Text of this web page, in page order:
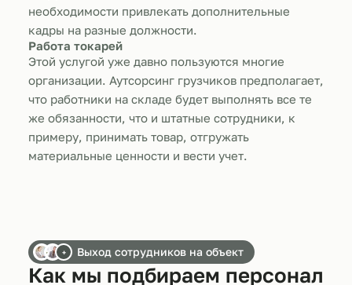
необходимости привлекать дополнительные
кадры на разные должности.
Работа токарей
Этой услугой уже давно пользуются многие
организации. Аутсорсинг грузчиков предполагает,
что работники на складе будет выполнять все те
же обязанности, что и штатные сотрудники, к
примеру, принимать товар, отгружать
материальные ценности и вести учет.
+ Выход сотрудников на объект
Как мы подбираем персонал